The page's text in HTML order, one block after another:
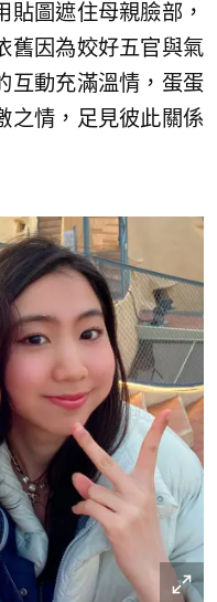
圖遮住母親臉部，
舊因為姣好五官與氣
互動充滿溫情，蛋蛋
之情，足見彼此關係